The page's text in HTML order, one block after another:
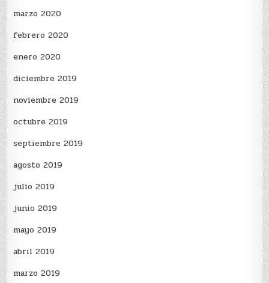
marzo 2020
febrero 2020
enero 2020
diciembre 2019
noviembre 2019
octubre 2019
septiembre 2019
agosto 2019
julio 2019
junio 2019
mayo 2019
abril 2019
marzo 2019